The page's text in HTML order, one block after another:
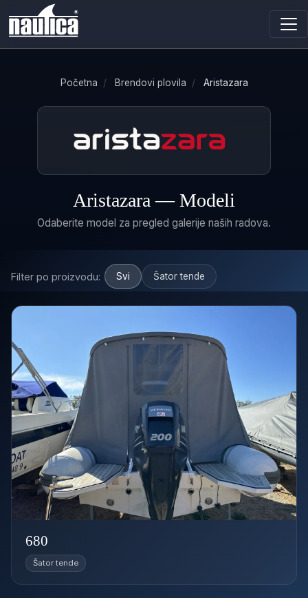
Početna / Brendovi plovila / Aristazara
Aristazara — Modeli
Odaberite model za pregled galerije naših radova.
Filter po proizvodu: Svi Šator tende
680
Šator tende